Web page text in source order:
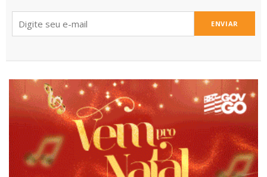
ENVIAR